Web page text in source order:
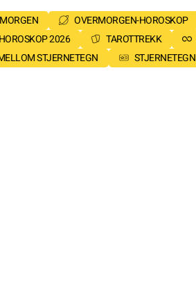
OVERMORGEN-HOROSKOP
HOROSKOP 2026 TAROTTREKK
STJERNETEGN
STJERNETEGN